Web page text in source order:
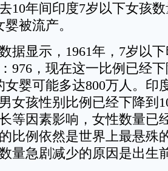
10年间印度7岁以下女孩
被流产。
显示，1961年，7岁以下
976，现在这一比例已经
女婴可能多达800万人。印
女孩性别比例已经下降到
等因素影响，女性数量已
比例依然是世界上最悬殊
量急剧减少的原因是出生